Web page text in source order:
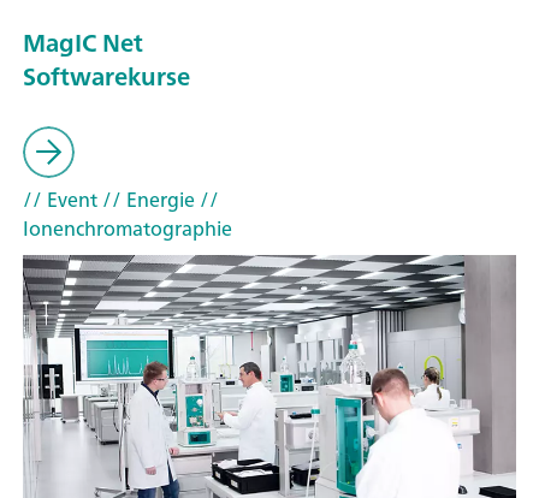
MagIC Net
Softwarekurse
// Event// Energie//
Ionenchromatographie